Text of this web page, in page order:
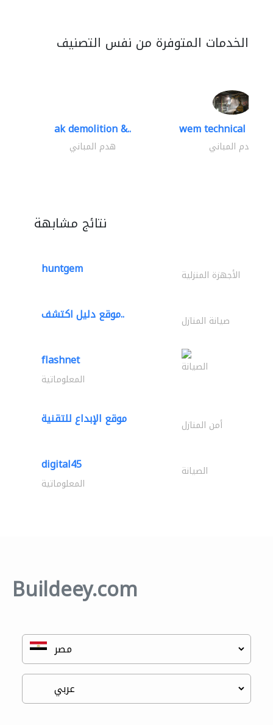
الخدمات المتوفرة من نفس التصنيف
ak demolition &..
هدم المباني
wem technical
هدم المباني
نتائج مشابهة
huntgem الأجهزة المنزلية
موقع دليل اكتشف.. صيانة المنازل
flashnet الصيانة
المعلوماتية
موقع الإبداع للتقنية أمن المنازل
digital45 الصيانة
المعلوماتية
Buildeey.com